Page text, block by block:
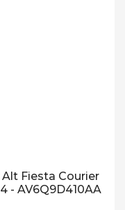
Fiesta Courier
- AV6Q9D410AA